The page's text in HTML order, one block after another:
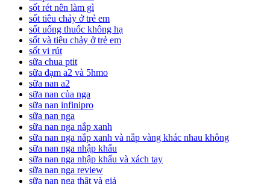
sốt rét nên làm gì
sốt tiêu chảy ở trẻ em
sốt uống thuốc không hạ
sốt và tiêu chảy ở trẻ em
sốt vi rút
sữa chua ptit
sữa đạm a2 và 5hmo
sữa nan a2
sữa nan của nga
sữa nan infinipro
sữa nan nga
sữa nan nga nắp xanh
sữa nan nga nắp xanh và nắp vàng khác nhau không
sữa nan nga nhập khẩu
sữa nan nga nhập khẩu và xách tay
sữa nan nga review
sữa nan nga thật và giả